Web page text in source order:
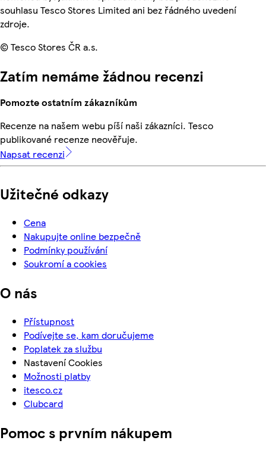
souhlasu Tesco Stores Limited ani bez řádného uvedení
zdroje.
© Tesco Stores ČR a.s.
Zatím nemáme žádnou recenzi
Pomozte ostatním zákazníkům
Recenze na našem webu píší naši zákazníci. Tesco
publikované recenze neověřuje.
Napsat recenzi
Užitečné odkazy
Cena
Nakupujte online bezpečně
Podmínky používání
Soukromí a cookies
O nás
Přístupnost
Podívejte se, kam doručujeme
Poplatek za službu
Nastavení Cookies
Možnosti platby
itesco.cz
Clubcard
Pomoc s prvním nákupem